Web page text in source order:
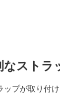
なストラ
ップが取り付